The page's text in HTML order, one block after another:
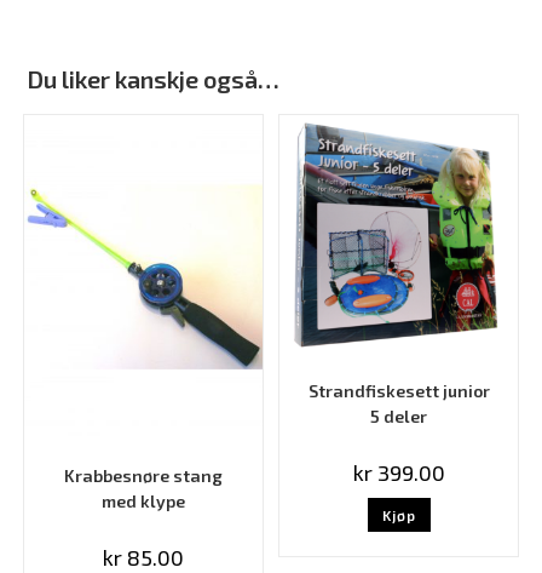
Du liker kanskje også…
Krabbesnøre stang
med klype
kr85.00
Strandfiskesett junior
5 deler
kr399.00
Kjøp